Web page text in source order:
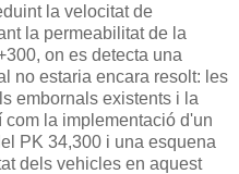
la velocitat de
la permeabilitat de la
on es detecta una
no estaria encara resolt: les
embornals existents i la
la implementació d'un
PK 34,300 i una esquena
dels vehicles en aquest